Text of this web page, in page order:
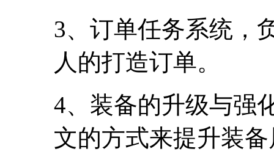
3、订单任务系统，
人的打造订单。
4、装备的升级与强
文的方式来提升装